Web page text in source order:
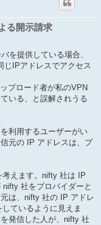
る開示請求
を提供している場合、
じIPアドレスでアクセス
プロード者が私のVPN
いる、と誤解されうる
利用するユーザーがい
元の IP アドレスは、プ
えます。nifty 社は IP
社をプロバイダーと
は、nifty 社の IP アドレ
ているように見えま
発信した人が、nifty 社